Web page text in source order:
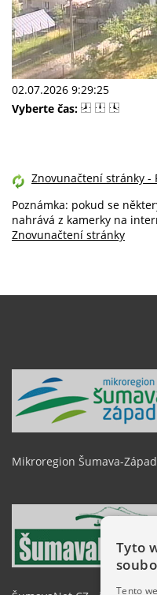
Městský úřad
02.07.2026 9:29:25
Vyberte čas:
Znovunačtení stránky -
Poznámka: pokud se
nahrává z kamerky na
Znovunačtení stránky
Mikroregion Šumava-Západ
Tyto
Tento